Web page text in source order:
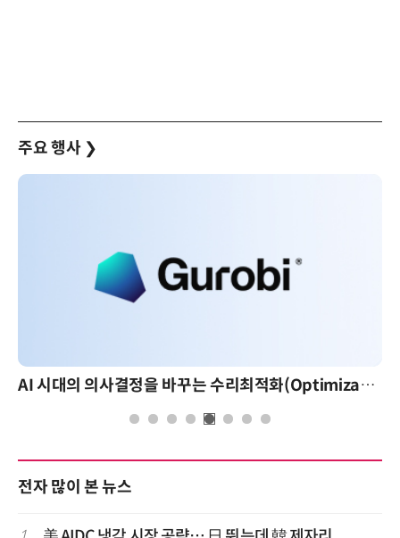
주요 행사 ❯
AI 시대의 의사결정을 바꾸는 수리최적화(Optimization): 실제 산업 적용 사례와 활용 전략
전자 많이 본 뉴스